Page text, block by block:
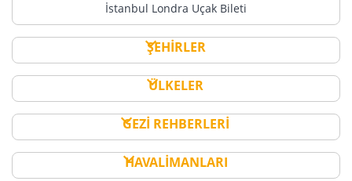
İstanbul Londra Uçak Bileti
ŞEHİRLER
ÜLKELER
GEZİ REHBERLERİ
HAVALİMANLARI